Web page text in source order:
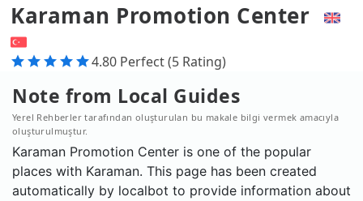
Karaman Promotion Center
4.80 Perfect (5 Rating)
Note from Local Guides
Yerel Rehberler tarafından oluşturulan bu makale bilgi vermek amacıyla
oluşturulmuştur.
Karaman Promotion Center is one of the popular
places with Karaman. This page has been created
automatically by localbot to provide information about